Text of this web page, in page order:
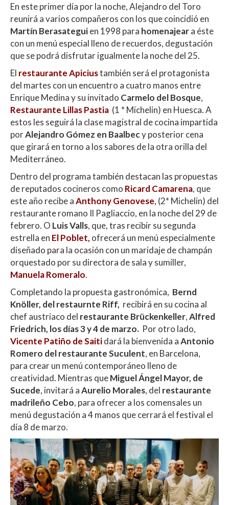
En este primer día por la noche, Alejandro del Toro
reunirá a varios compañeros con los que coincidió en
Martín Berasateguien 1998 para homenajeara éste
con un menú especial lleno de recuerdos, degustación
que se podrá disfrutar igualmente la noche del 25.
El restaurante Apiciustambién será el protagonista
del martes con un encuentro a cuatro manos entre
Enrique Medina y su invitado Carmelo del Bosque,
Restaurante Lillas Pastia (1 * Michelin) en Huesca. A
estos les seguirá la clase magistral de cocina impartida
porAlejandro Gómez en Baalbecy posterior cena
que girará en torno a los sabores de la otra orilla del
Mediterráneo.
Dentro del programa también destacan las propuestas
de reputados cocineros como Ricard Camarena, que
este año recibe aAnthony Genovese, (2* Michelin) del
restaurante romano Il Pagliaccio, en la noche del 29 de
febrero. O Luis Valls, que, tras recibir su segunda
estrella en El Poblet, ofrecerá un menú especialmente
diseñado para la ocasión con un maridaje de champán
orquestado por su directora de sala y sumiller,
Manuela Romeralo.
Completando la propuesta gastronómica, Bernd
Knöller, del restaurnte Riff, recibirá en su cocina al
chef austriaco del restaurante Brückenkeller,Alfred
Friedrich, los días 3 y 4 de marzo. Por otro lado,
Vicente Patiño de Saitidará la bienvenida aAntonio
Romero del restaurante Suculent, en Barcelona,
para crear un menú contemporáneo lleno de
creatividad. Mientras queMiguel Ángel Mayor, de
Sucede, invitará aAurelio Morales, del restaurante
madrileño Cebo, para ofrecer a los comensales un
menú degustación a 4 manos que cerrará el festival el
día 8 de marzo.